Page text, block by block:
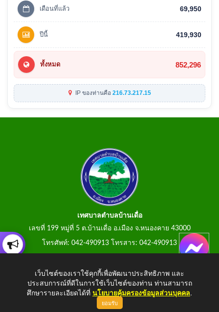
เดือนที่แล้ว 69,950
ปีนี้ 419,930
ทั้งหมด 852,296
IP ของท่านคือ 216.73.217.15
เทศบาลตำบลบ้านเดื่อ
เลขที่ 199 หมู่ที่ 5 ต.บ้านเดื่อ อ.เมือง จ.หนองคาย 43000
โทรศัพท์: 042-490913 โทรสาร: 042-490913
Copyright © 2026 All Right Resive
เว็บไซต์ของเราใช้คุกกี้เพื่อพัฒนาประสิทธิภาพ และ
ประสบการณ์ที่ดีในการใช้เว็บไซต์ของท่าน ท่านสามารถ
ศึกษารายละเอียดได้ที่ นโยบายคุ้มครองข้อมูลส่วนบุคคล.
ยอมรับ